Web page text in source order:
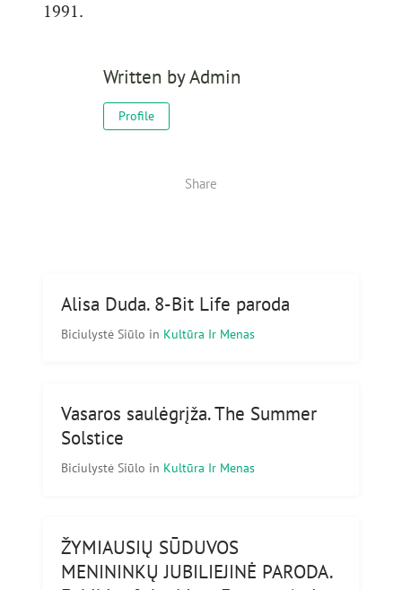
1991.
Written byAdmin
Profile
Share
Alisa Duda. 8-Bit Life paroda
Biciulystė Siūlo in Kultūra Ir Menas
Vasaros saulėgrįža. The Summer
Solstice
Biciulystė Siūlo in Kultūra Ir Menas
ŽYMIAUSIŲ SŪDUVOS
MENININKŲ JUBILIEJINĖ PARODA.